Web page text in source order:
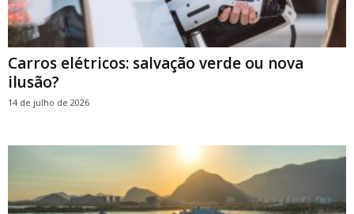
Carros elétricos: salvação verde ou nova
ilusão?
14 de julho de 2026